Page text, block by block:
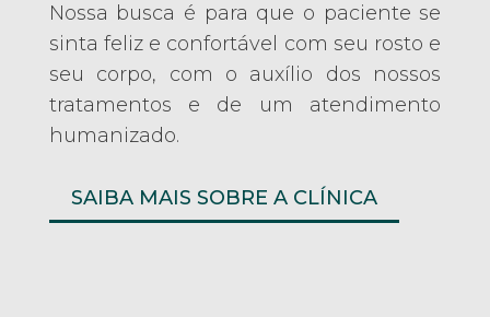
Nossa busca é para que o paciente se
sinta feliz e confortável com seu rosto e
seu corpo, com o auxílio dos nossos
tratamentos e de um atendimento
humanizado.
SAIBA MAIS SOBRE A CLÍNICA